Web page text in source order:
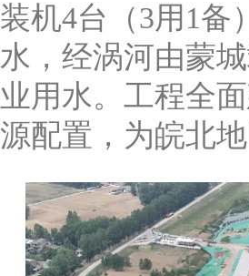
装机4台（3用1备
水，经涡河由蒙
业用水。工程全
源配置，为皖北